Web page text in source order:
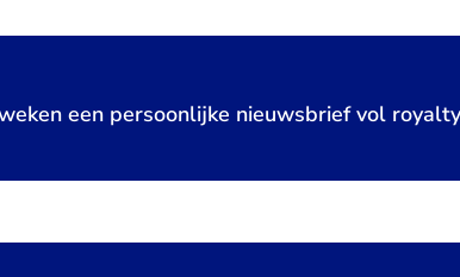
een persoonlijke nieuwsbrief vol